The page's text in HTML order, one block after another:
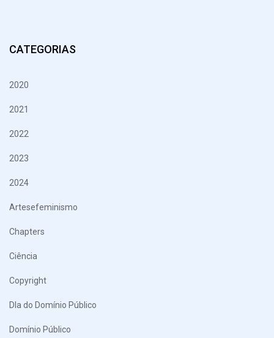
CATEGORIAS
2020
2021
2022
2023
2024
Artesefeminismo
Chapters
Ciência
Copyright
DIa do Domínio Público
Domínio Público